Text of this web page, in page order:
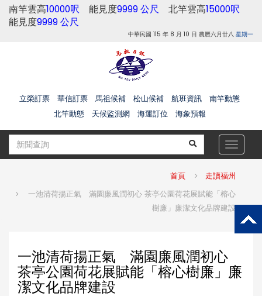
南竿雲高10000呎 能見度9999 公尺 北竿雲高15000呎
能見度9999 公尺
中華民國 115 年 8 月 10 日 農曆六月廿八 星期一
立榮訂票 華信訂票 馬祖候補 松山候補 航班資訊
南竿動態
北竿動態
天候監測網 海運訂位 海象預報
Toggle
首頁 走讀福州
一池清荷揚正氣 滿園廉風潤初心 茶亭公園荷花展賦能「榕心
樹廉」廉潔文化品牌建設
一池清荷揚正氣 滿園廉風潤初心
茶亭公園荷花展賦能「榕心樹廉」廉
潔文化品牌建設